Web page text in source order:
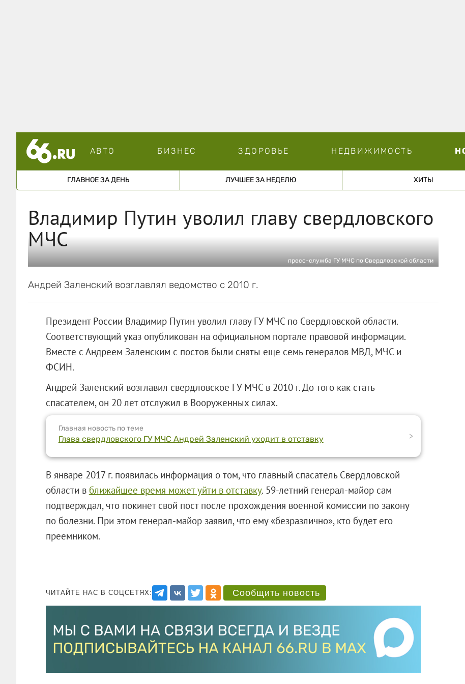
АВТО БИЗНЕС ЗДОРОВЬЕ НЕДВИЖИМОСТЬ
ГЛАВНОЕ ЗА ДЕНЬ ЛУЧШЕЕ ЗА НЕДЕЛЮ ХИТЫ
Владимир Путин уволил главу свердловского
МЧС
пресс-служба ГУ МЧС по Свердловской области
Андрей Заленский возглавлял ведомство с 2010 г.
Президент России Владимир Путин уволил главу ГУ МЧС по Свердловской области.
Соответствующий указ опубликован на официальном портале правовой информации.
Вместе с Андреем Заленским с постов были сняты еще семь генералов МВД, МЧС и
ФСИН.
Андрей Заленский возглавил свердловское ГУ МЧС в 2010 г. До того как стать
спасателем, он 20 лет отслужил в Вооруженных силах.
Главная новость по теме
Глава свердловского ГУ МЧС Андрей Заленский уходит в отставку >
В январе 2017 г. появилась информация о том, что главный спасатель Свердловской
области в ближайшее время может уйти в отставку. 59-летний генерал-майор сам
подтверждал, что покинет свой пост после прохождения военной комиссии по закону
по болезни. При этом генерал-майор заявил, что ему «безразлично», кто будет его
преемником.
ЧИТАЙТЕ НАС В СОЦСЕТЯХ: Сообщить новость